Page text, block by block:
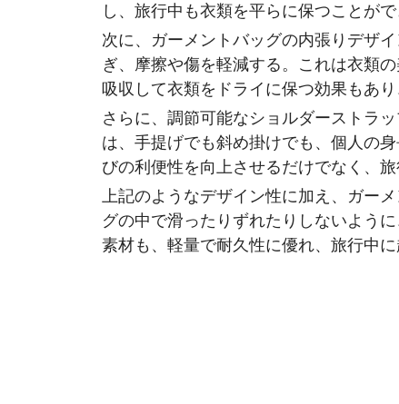
し、旅行中も衣類を平らに保つことがで
次に、ガーメントバッグの内張りデザ
ぎ、摩擦や傷を軽減する。これは衣類
吸収して衣類をドライに保つ効果もあ
さらに、調節可能なショルダーストラ
は、手提げでも斜め掛けでも、個人の
びの利便性を向上させるだけでなく、
上記のようなデザイン性に加え、ガー
グの中で滑ったりずれたりしないよう
素材も、軽量で耐久性に優れ、旅行中